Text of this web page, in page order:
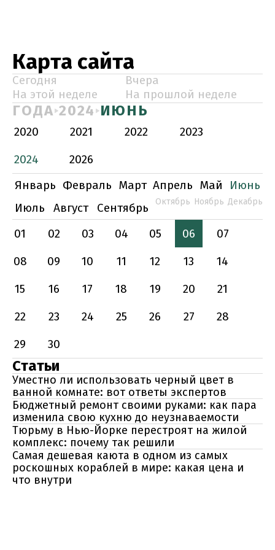
Карта сайта
Сегодня
Вчера
На этой неделе
На прошлой неделе
ГОДА 2024 ИЮНЬ
2020 2021 2022
2023
2024
2026
Январь Февраль Март Апрель Май
Июнь
Июль
Август Сентябрь Октябрь Ноябрь Декабрь
01 02 03 04 05 06
07
08
09 10 11 12 13
14
15
16 17 18 19 20
21
22
23 24 25 26 27
28
29
30
Статьи
Уместно ли использовать черный цвет в
ванной комнате: вот ответы экспертов
Бюджетный ремонт своими руками: как пара
изменила свою кухню до неузнаваемости
Тюрьму в Нью-Йорке перестроят на жилой
комплекс: почему так решили
Самая дешевая каюта в одном из самых
роскошных кораблей в мире: какая цена и
что внутри